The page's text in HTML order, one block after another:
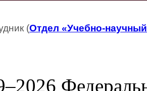
(Отдел «Учебно-